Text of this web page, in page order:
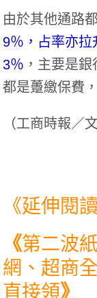
由於其他通路
9％，占率亦
3％ ，主要是
都是躉繳保費
（工商時報／
《延伸閱讀
《第二波
網、超商
直接領》